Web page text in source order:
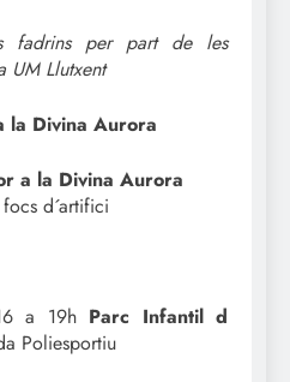
fadrins per part de les
UM Llutxent
la Divina Aurora
a la Divina Aurora
d´artifici
a 19h Parc Infantil d
Poliesportiu